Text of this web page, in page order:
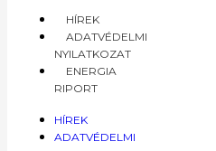
HÍREK
ADATVÉDELMI
NYILATKOZAT
ENERGIA
RIPORT
HÍREK
ADATVÉDELMI